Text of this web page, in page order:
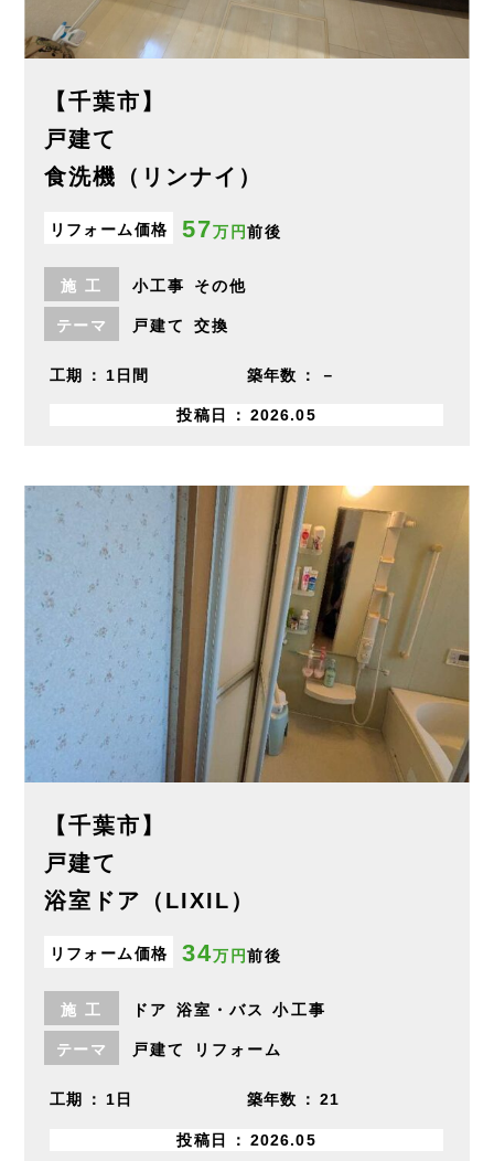
【千葉市】
戸建て
食洗機（リンナイ）
リフォーム価格 57万円前後
施工 小工事 その他
テーマ 戸建て 交換
工期 1日間 築年数 －
投稿日 2026.05
【千葉市】
戸建て
浴室ドア（LIXIL）
リフォーム価格 34万円前後
施工 ドア 浴室・バス 小工事
テーマ 戸建て リフォーム
工期 1日 築年数 21
投稿日 2026.05